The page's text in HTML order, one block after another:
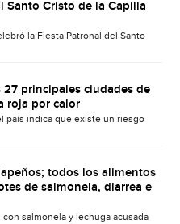
Santo Cristo de la Capilla
la Fiesta Patronal del Santo
27 principales ciudades de
roja por calor
país indica que existe un riesgo
todos los alimentos
de salmonela, diarrea e
salmonela y lechuga acusada